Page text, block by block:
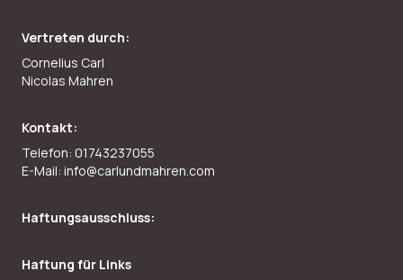
Vertreten durch:
Cornelius Carl
Nicolas Mahren
Kontakt:
Telefon: 01743237055
E-Mail: info@carlundmahren.com
Haftungsausschluss:
Haftung für Links